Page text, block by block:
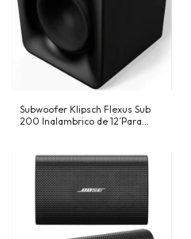
Subwoofer Klipsch Flexus Sub
200 Inalambrico de 12´Para